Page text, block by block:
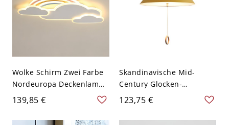
Wolke Schirm Zwei Farbe
Nordeuropa Deckenlampe
aus Metall Regenbogen
Weiß 110V-120V 43,18 cm
139,85 €
Skandinavische Mid-
Century Glocken-
Pendelleuchte mit
matter Oberfläche - Gelb
123,75 €